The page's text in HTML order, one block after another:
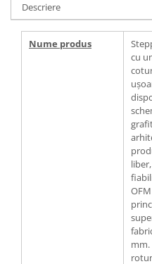
Descriere
Nume produs
cu